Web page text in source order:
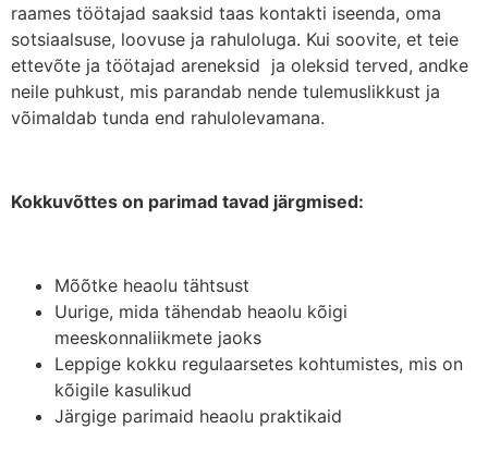
raames töötajad saaksid taas kontakti iseenda, oma
sotsiaalsuse, loovuse ja rahuloluga. Kui soovite, et teie
ettevõte ja töötajad areneksid ja oleksid terved, andke
neile puhkust, mis parandab nende tulemuslikkust ja
võimaldab tunda end rahulolevamana.
Kokkuvõttes on parimad tavad järgmised:
Mõõtke heaolu tähtsust
Uurige, mida tähendab heaolu kõigi
meeskonnaliikmete jaoks
Leppige kokku regulaarsetes kohtumistes, mis on
kõigile kasulikud
Järgige parimaid heaolu praktikaid